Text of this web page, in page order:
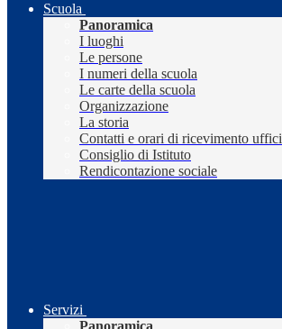
Scuola
Panoramica
I luoghi
Le persone
I numeri della scuola
Le carte della scuola
Organizzazione
La storia
Contatti e orari di ricevimento uffici
Consiglio di Istituto
Rendicontazione sociale
Servizi